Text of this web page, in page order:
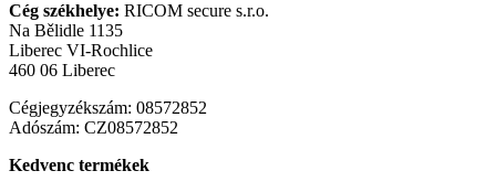
Cég székhelye: RICOM secure s.r.o.
Na Bělidle 1135
Liberec VI-Rochlice
460 06 Liberec
Cégjegyzékszám: 08572852
Adószám: CZ08572852
Kedvenc termékek